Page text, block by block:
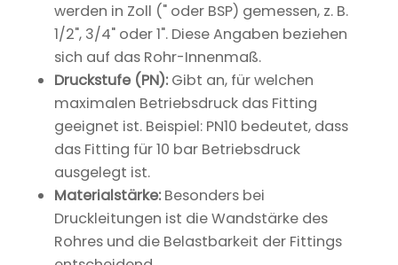
werden in Zoll (" oder BSP) gemessen, z. B.
1/2", 3/4" oder 1". Diese Angaben beziehen
sich auf das Rohr-Innenmaß.
Druckstufe (PN):Gibt an, für welchen
maximalen Betriebsdruck das Fitting
geeignet ist. Beispiel: PN10 bedeutet, dass
das Fitting für 10 bar Betriebsdruck
ausgelegt ist.
Materialstärke:Besonders bei
Druckleitungen ist die Wandstärke des
Rohres und die Belastbarkeit der Fittings